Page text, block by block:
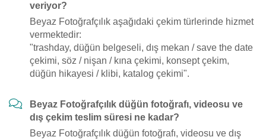
veriyor?
Beyaz Fotoğrafçılık aşağıdaki çekim türlerinde hizmet
vermektedir:
"trashday, düğün belgeseli, dış mekan / save the date
çekimi, söz / nişan / kına çekimi, konsept çekim,
düğün hikayesi / klibi, katalog çekimi".
Beyaz Fotoğrafçılık düğün fotoğrafı, videosu ve
dış çekim teslim süresi ne kadar?
Beyaz Fotoğrafçılık düğün fotoğrafı, videosu ve dış